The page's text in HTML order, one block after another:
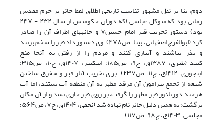
دوم، بنا بر نقل مشهور تناسب تاریخی اطلاق لفظ حائر بر حرم مقدس
زمانی بود که متوکل عباسی (که دوران حکومتش از سال ۲۳۲ - ۲۴۷
بود) دستور تخریب قبر امام حسین۷ و خانههای اطراف آن را صادر
کرد(ابوالفرج اصفهانی، بیتا، ص۴۷۸) . وی دستور داد قبر را شخم برنند
و بذر بپاشند و آبیاری کنند و مردم را از رفتن به آنجا منع
کنند(طبری، ۱۳۸۷ق، ج۹، ص۱۸۵؛ ابنکثیر، ۱۴۰۷ق، ج۱۰، ص۳۱۵؛
ابنجوزی، ۱۴۱۲ق، ج۱۱، ص۲۳۷) . برای تخریب آثار قبر و متفرق ساختن
شیعه از تجمع پیرامون آن مرقد مطهر به آن منطقه آب بستند، اما آب
هرچند دورتادور قبر مطهر را گرفت، بر روی قبر جاری نشد و از آن مکان
برگشت؛ به همین دلیل حائر نام نهاده شد(نجفی، ۱۴۰۴ق، ج۷، ص۵۶۴؛
مجلسی، ۱۴۰۳ق، ج۹۸، ص۱۱۷)
.